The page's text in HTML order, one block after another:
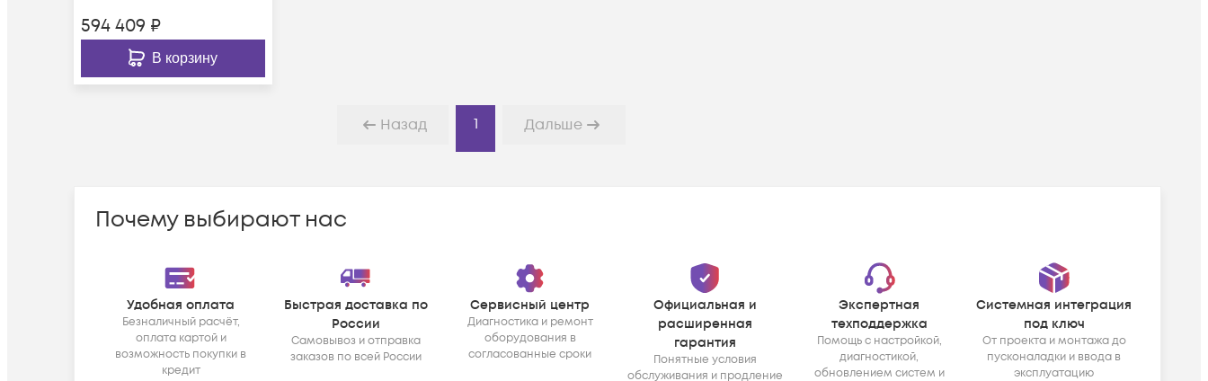
594 409 ₽
В корзину
Назад 1 Дальше
Почему выбирают нас
Удобная оплата
Безналичный расчёт,
оплата картой и
возможность покупки в
кредит
Быстрая доставка по
России
Самовывоз и отправка
заказов по всей России
Сервисный центр
Диагностика и ремонт
оборудования в
согласованные сроки
Официальная и
расширенная
гарантия
Понятные условия
обслуживания и продление
Экспертная
техподдержка
Помощь с настройкой,
диагностикой,
обновлением систем и
Системная интеграция
под ключ
От проекта и монтажа до
пусконаладки и ввода в
эксплуатацию